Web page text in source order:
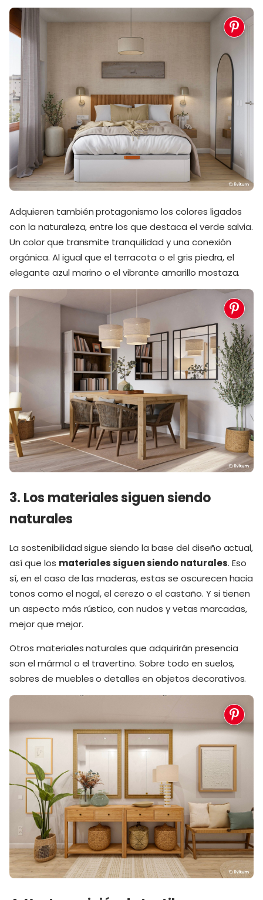
Adquieren también protagonismo los colores ligados
con la naturaleza, entre los que destaca el verde salvia.
Un color que transmite tranquilidad y una conexión
orgánica. Al igual que el terracota o el gris piedra, el
elegante azul marino o el vibrante amarillo mostaza.
3. Los materiales siguen siendo
naturales
La sostenibilidad sigue siendo la base del diseño actual,
así que los materiales siguen siendo naturales. Eso
sí, en el caso de las maderas, estas se oscurecen hacia
tonos como el nogal, el cerezo o el castaño. Y si tienen
un aspecto más rústico, con nudos y vetas marcadas,
mejor que mejor.
Otros materiales naturales que adquirirán presencia
son el mármol o el travertino. Sobre todo en suelos,
sobres de muebles o detalles en objetos decorativos.